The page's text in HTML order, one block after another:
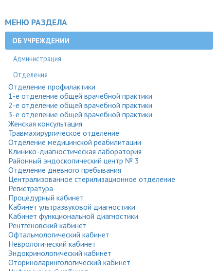
МЕНЮ РАЗДЕЛА
ОБ УЧРЕЖДЕНИИ
Администрация
Отделения
Отделение профилактики
1-е отделение общей врачебной практики
2-е отделение общей врачебной практики
3-е отделение общей врачебной практики
Женская консультация
Травмахирургическое отделение
Отделение медицинской реабилитации
Клинико-диагностическая лаборатория
Районный эндоскопический центр № 3
Отделение дневного пребывания
Централизованное стерилизационное отделение
Регистратура
Процедурный кабинет
Кабинет ультразвуковой диагностики
Кабинет функциональной диагностики
Рентгеновский кабинет
Офтальмологический кабинет
Неврологический кабинет
Эндокринологический кабинет
Оториноларингологический кабинет